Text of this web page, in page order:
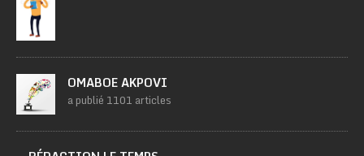
OMABOE AKPOVI
a publié 1101 articles